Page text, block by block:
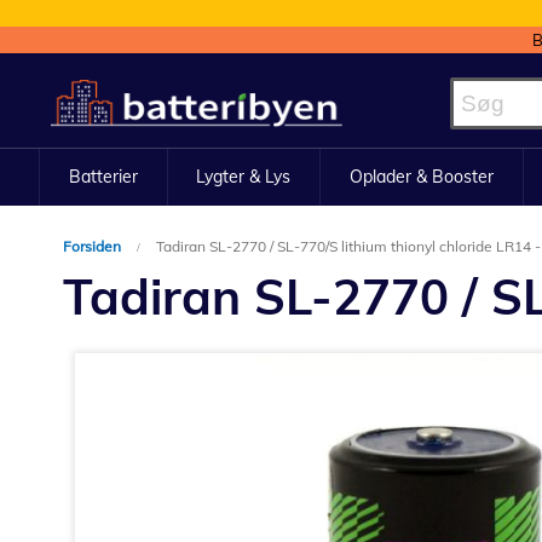
to
Content
Batterier Lygter & Lys Oplader & Booster
Forsiden Tadiran SL-2770 / SL-770/S lithium thionyl chloride LR14
Tadiran SL-2770 /